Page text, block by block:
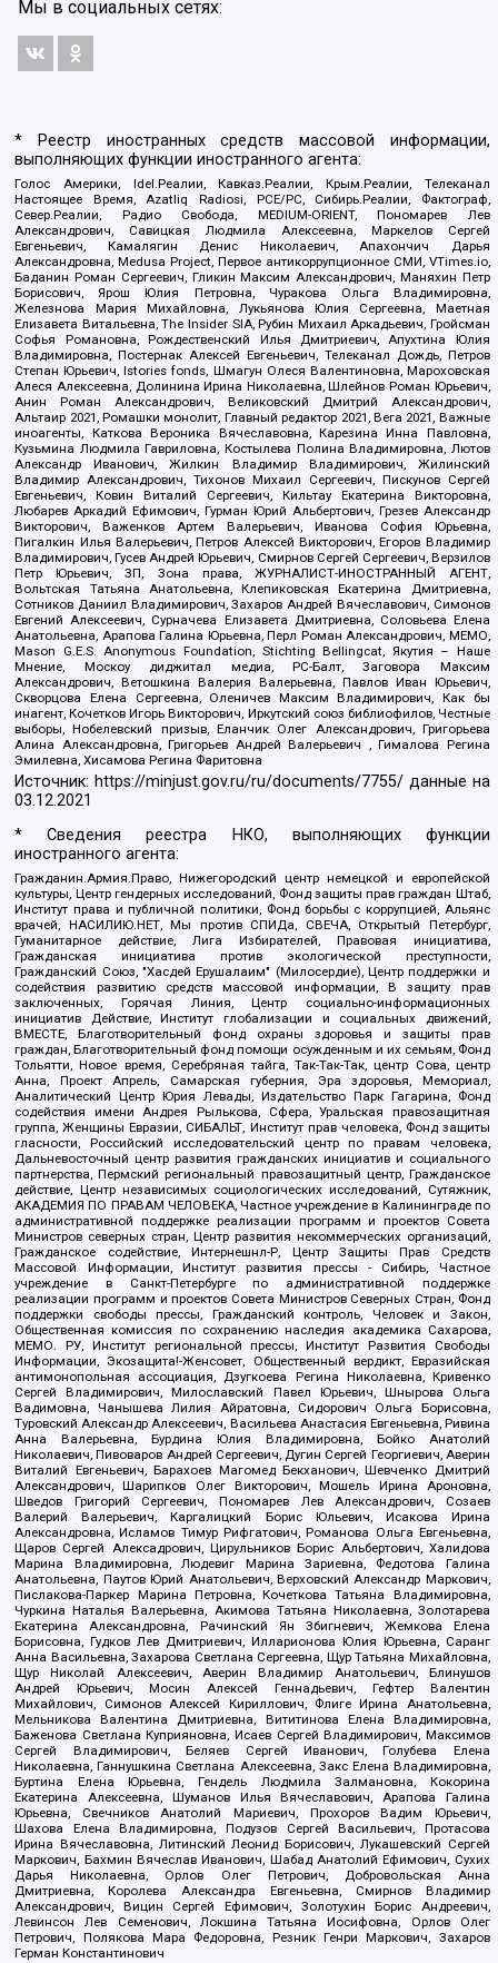
Мы в социальных сетях:
* Реестр иностранных средств массовой информации,
выполняющих функции иностранного агента:
Голос Америки, Idel.Реалии, Кавказ.Реалии, Крым.Реалии, Телеканал
Настоящее Время, Azatliq Radiosi, PCE/PC, Сибирь.Реалии, Фактограф,
Север.Реалии, Радио Свобода, MEDIUM-ORIENT, Пономарев Лев
Александрович, Савицкая Людмила Алексеевна, Маркелов Сергей
Евгеньевич, Камалягин Денис Николаевич, Апахончич Дарья
Александровна, Medusa Project, Первое антикоррупционное СМИ, VTimes.io,
Баданин Роман Сергеевич, Гликин Максим Александрович, Маняхин Петр
Борисович, Ярош Юлия Петровна, Чуракова Ольга Владимировна,
Железнова Мария Михайловна, Лукьянова Юлия Сергеевна, Маетная
Елизавета Витальевна, The Insider SIA, Рубин Михаил Аркадьевич, Гройсман
Софья Романовна, Рождественский Илья Дмитриевич, Апухтина Юлия
Владимировна, Постернак Алексей Евгеньевич, Телеканал Дождь, Петров
Степан Юрьевич, Istories fonds, Шмагун Олеся Валентиновна, Мароховская
Алеся Алексеевна, Долинина Ирина Николаевна, Шлейнов Роман Юрьевич,
Анин Роман Александрович, Великовский Дмитрий Александрович,
Альтаир 2021, Ромашки монолит, Главный редактор 2021, Вега 2021, Важные
иноагенты, Каткова Вероника Вячеславовна, Карезина Инна Павловна,
Кузьмина Людмила Гавриловна, Костылева Полина Владимировна, Лютов
Александр Иванович, Жилкин Владимир Владимирович, Жилинский
Владимир Александрович, Тихонов Михаил Сергеевич, Пискунов Сергей
Евгеньевич, Ковин Виталий Сергеевич, Кильтау Екатерина Викторовна,
Любарев Аркадий Ефимович, Гурман Юрий Альбертович, Грезев Александр
Викторович, Важенков Артем Валерьевич, Иванова София Юрьевна,
Пигалкин Илья Валерьевич, Петров Алексей Викторович, Егоров Владимир
Владимирович, Гусев Андрей Юрьевич, Смирнов Сергей Сергеевич, Верзилов
Петр Юрьевич, ЗП, Зона права, ЖУРНАЛИСТ-ИНОСТРАННЫЙ АГЕНТ,
Вольтская Татьяна Анатольевна, Клепиковская Екатерина Дмитриевна,
Сотников Даниил Владимирович, Захаров Андрей Вячеславович, Симонов
Евгений Алексеевич, Сурначева Елизавета Дмитриевна, Соловьева Елена
Анатольевна, Арапова Галина Юрьевна, Перл Роман Александрович, МЕМО,
Mason G.E.S. Anonymous Foundation, Stichting Bellingcat, Якутия – Наше
Мнение, Москоу диджитал медиа, РС-Балт, Заговора Максим
Александрович, Ветошкина Валерия Валерьевна, Павлов Иван Юрьевич,
Скворцова Елена Сергеевна, Оленичев Максим Владимирович, Как бы
инагент, Кочетков Игорь Викторович, Иркутский союз библиофилов, Честные
выборы, Нобелевский призыв, Еланчик Олег Александрович, Григорьева
Алина Александровна, Григорьев Андрей Валерьевич , Гималова Регина
Эмилевна, Хисамова Регина Фаритовна
Источник: https://minjust.gov.ru/ru/documents/7755/ данные на
03.12.2021
* Сведения реестра НКО, выполняющих функции
иностранного агента:
Гражданин.Армия.Право, Нижегородский центр немецкой и европейской
культуры, Центр гендерных исследований, Фонд защиты прав граждан Штаб,
Институт права и публичной политики, Фонд борьбы с коррупцией, Альянс
врачей, НАСИЛИЮ.НЕТ, Мы против СПИДа, СВЕЧА, Открытый Петербург,
Гуманитарное действие, Лига Избирателей, Правовая инициатива,
Гражданская инициатива против экологической преступности,
Гражданский Союз, "Хасдей Ерушалаим" (Милосердие), Центр поддержки и
содействия развитию средств массовой информации, В защиту прав
заключенных, Горячая Линия, Центр социально-информационных
инициатив Действие, Институт глобализации и социальных движений,
ВМЕСТЕ, Благотворительный фонд охраны здоровья и защиты прав
граждан, Благотворительный фонд помощи осужденным и их семьям, Фонд
Тольятти, Новое время, Серебряная тайга, Так-Так-Так, центр Сова, центр
Анна, Проект Апрель, Самарская губерния, Эра здоровья, Мемориал,
Аналитический Центр Юрия Левады, Издательство Парк Гагарина, Фонд
содействия имени Андрея Рылькова, Сфера, Уральская правозащитная
группа, Женщины Евразии, СИБАЛЬТ, Институт прав человека, Фонд защиты
гласности, Российский исследовательский центр по правам человека,
Дальневосточный центр развития гражданских инициатив и социального
партнерства, Пермский региональный правозащитный центр, Гражданское
действие, Центр независимых социологических исследований, Сутяжник,
АКАДЕМИЯ ПО ПРАВАМ ЧЕЛОВЕКА, Частное учреждение в Калининграде по
административной поддержке реализации программ и проектов Совета
Министров северных стран, Центр развития некоммерческих организаций,
Гражданское содействие, Интернешнл-Р, Центр Защиты Прав Средств
Массовой Информации, Институт развития прессы - Сибирь, Частное
учреждение в Санкт-Петербурге по административной поддержке
реализации программ и проектов Совета Министров Северных Стран, Фонд
поддержки свободы прессы, Гражданский контроль, Человек и Закон,
Общественная комиссия по сохранению наследия академика Сахарова,
МЕМО. РУ, Институт региональной прессы, Институт Развития Свободы
Информации, Экозащита!-Женсовет, Общественный вердикт, Евразийская
антимонопольная ассоциация, Дзугкоева Регина Николаевна, Кривенко
Сергей Владимирович, Милославский Павел Юрьевич, Шнырова Ольга
Вадимовна, Чанышева Лилия Айратовна, Сидорович Ольга Борисовна,
Туровский Александр Алексеевич, Васильева Анастасия Евгеньевна, Ривина
Анна Валерьевна, Бурдина Юлия Владимировна, Бойко Анатолий
Николаевич, Пивоваров Андрей Сергеевич, Дугин Сергей Георгиевич, Аверин
Виталий Евгеньевич, Барахоев Магомед Бекханович, Шевченко Дмитрий
Александрович, Шарипков Олег Викторович, Мошель Ирина Ароновна,
Шведов Григорий Сергеевич, Пономарев Лев Александрович, Созаев
Валерий Валерьевич, Каргалицкий Борис Юльевич, Исакова Ирина
Александровна, Исламов Тимур Рифгатович, Романова Ольга Евгеньевна,
Щаров Сергей Алексадрович, Цирульников Борис Альбертович, Халидова
Марина Владимировна, Людевиг Марина Зариевна, Федотова Галина
Анатольевна, Паутов Юрий Анатольевич, Верховский Александр Маркович,
Пислакова-Паркер Марина Петровна, Кочеткова Татьяна Владимировна,
Чуркина Наталья Валерьевна, Акимова Татьяна Николаевна, Золотарева
Екатерина Александровна, Рачинский Ян Збигневич, Жемкова Елена
Борисовна, Гудков Лев Дмитриевич, Илларионова Юлия Юрьевна, Саранг
Анна Васильевна, Захарова Светлана Сергеевна, Щур Татьяна Михайловна,
Щур Николай Алексеевич, Аверин Владимир Анатольевич, Блинушов
Андрей Юрьевич, Мосин Алексей Геннадьевич, Гефтер Валентин
Михайлович, Симонов Алексей Кириллович, Флиге Ирина Анатольевна,
Мельникова Валентина Дмитриевна, Вититинова Елена Владимировна,
Баженова Светлана Куприяновна, Исаев Сергей Владимирович, Максимов
Сергей Владимирович, Беляев Сергей Иванович, Голубева Елена
Николаевна, Ганнушкина Светлана Алексеевна, Закс Елена Владимировна,
Буртина Елена Юрьевна, Гендель Людмила Залмановна, Кокорина
Екатерина Алексеевна, Шуманов Илья Вячеславович, Арапова Галина
Юрьевна, Свечников Анатолий Мариевич, Прохоров Вадим Юрьевич,
Шахова Елена Владимировна, Подузов Сергей Васильевич, Протасова
Ирина Вячеславовна, Литинский Леонид Борисович, Лукашевский Сергей
Маркович, Бахмин Вячеслав Иванович, Шабад Анатолий Ефимович, Сухих
Дарья Николаевна, Орлов Олег Петрович, Добровольская Анна
Дмитриевна, Королева Александра Евгеньевна, Смирнов Владимир
Александрович, Вицин Сергей Ефимович, Золотухин Борис Андреевич,
Левинсон Лев Семенович, Локшина Татьяна Иосифовна, Орлов Олег
Петрович, Полякова Мара Федоровна, Резник Генри Маркович, Захаров
Герман Константинович